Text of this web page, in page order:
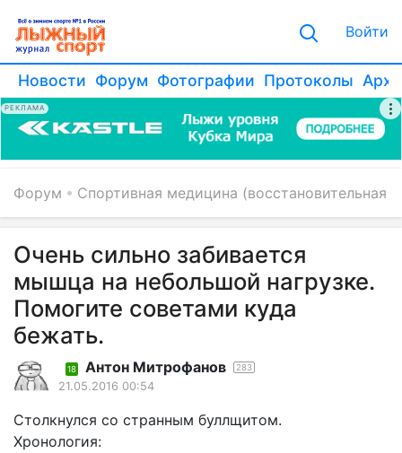
Войти
Новости Форум Фотографии Протоколы
РЕКЛАМА
Форум Спортивная медицина (восстановительная
Очень сильно забивается
мышца на небольшой нагрузке.
Помогите советами куда
бежать.
18 Антон Митрофанов 283
21.05.2016 00:54
Столкнулся со странным буллщитом.
Хронология: